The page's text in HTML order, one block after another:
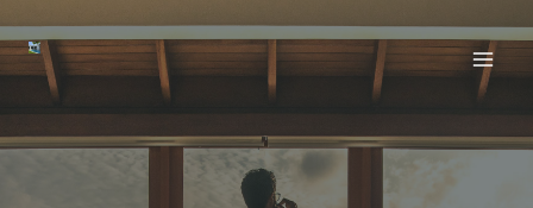
au
contenu